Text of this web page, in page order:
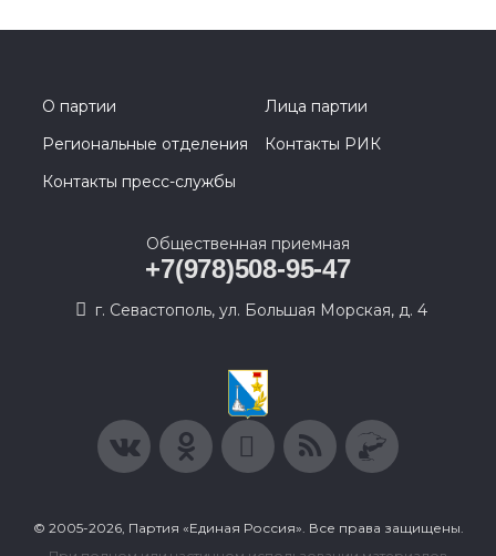
О партии
Лица партии
Региональные отделения
Контакты РИК
Контакты пресс-службы
Общественная приемная
+7(978)508-95-47
г. Севастополь, ул. Большая Морская, д. 4
© 2005-2026, Партия «Единая Россия». Все права защищены.